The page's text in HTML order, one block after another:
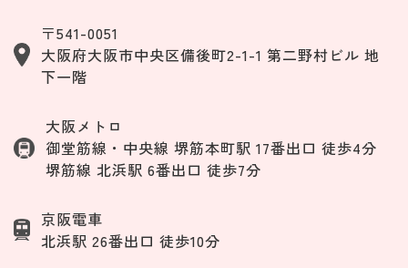
〒541-0051
大阪府大阪市中央区備後町2-1-1 第二野村ビル 地
下一階
大阪メトロ
御堂筋線・中央線 堺筋本町駅 17番出口 徒歩4分
堺筋線 北浜駅 6番出口 徒歩7分
京阪電車
北浜駅 26番出口 徒歩10分